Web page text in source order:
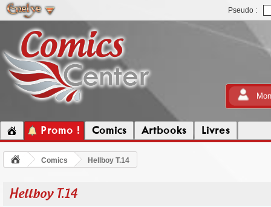
Pseudo :
Promo ! Comics Artbooks Livres
Comics Hellboy T.14
Hellboy T.14